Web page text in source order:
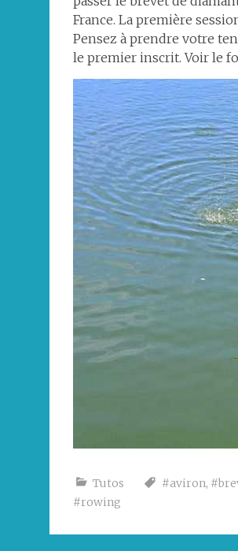
France. La première
Pensez à prendre votre
le premier inscrit. Voir le
Tutos #aviron,
#rowing